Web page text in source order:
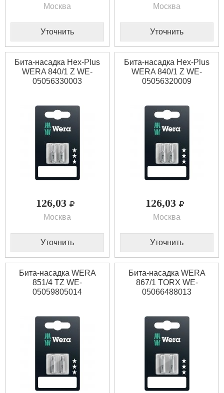
Москва
Уточнить
Москва
Уточнить
Бита-насадка Hex-Plus
WERA 840/1 Z WE-
05056330003
126,03
Москва
Уточнить
Бита-насадка Hex-Plus
WERA 840/1 Z WE-
05056320009
126,03
Москва
Уточнить
Бита-насадка WERA
851/4 TZ WE-
05059805014
Бита-насадка WERA
867/1 TORX WE-
05066488013